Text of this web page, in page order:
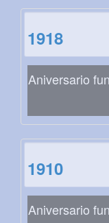
1918
Aniversario
1910
Aniversario